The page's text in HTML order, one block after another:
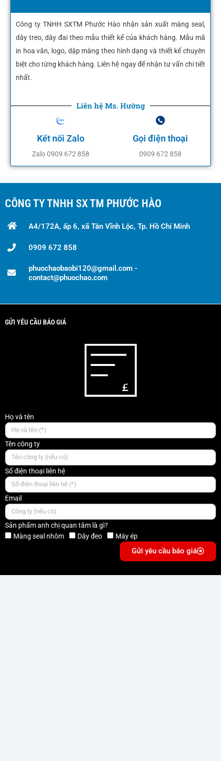
Công ty TNHH SXTM Phước Hào nhận sản xuất màng seal,
dây treo, dây đai theo mẫu thiết kế của khách hàng. Mẫu mã
in hoa văn, logo, dập màng theo hình dạng và thiết kế chuyên
biệt cho từng khách hàng. Liên hệ ngay để nhận tư vấn chi tiết
nhất.
Liên hệ Ms. Hường
Kết nối Zalo
Zalo 0909 672 858
Gọi điện thoại
0909 672 858
CÔNG TY TNHH SX TM PHƯỚC HÀO
A4/172A, ấp 6, xã Tân Vĩnh Lộc, Tp. Hồ Chí Minh
0909 672 858
phuochaobaobi120@gmail.com -
contact@phuochao.com
GỬI YÊU CẦU BÁO GIÁ
Họ và tên
Tên công ty
Số điện thoại liên hệ
Email
Sản phẩm anh chị quan tâm là gì?
Màng seal nhôm
Dây đeo Máy ép
Gửi yêu cầu báo giá